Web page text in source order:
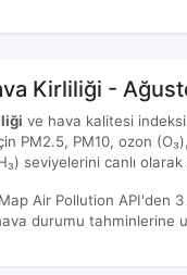
Kirliliği -
ve hava kalitesi
PM2.5, PM10, ozon
seviyelerini canlı
Air Pollution API'den
durumu tahminlerine